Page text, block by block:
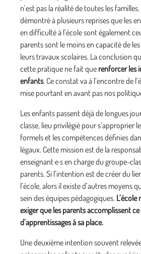
n’est pas la réalité de toutes les
démontré à plusieurs reprises que les
en difficulté à l’école sont également
parents sont le moins en capacité de
leurs travaux scolaires. La conclusion
cette pratique ne fait que renforcer les
enfants. Ce constat va à l’encontre de
mise pourtant en avant pas nos
Les enfants passent déjà de longues
classe, lieu privilégié pour s’approprier
formels et les compétences définies
légaux. Cette mission est de la
enseignant·e·s en charge du groupe-
parents. Si l’intention est de créer du
l’école, alors il existe d’autres moyens
sein des équipes pédagogiques.
exiger que les parents accomplissent
d’apprentissages à sa place.
Une deuxième intention souvent